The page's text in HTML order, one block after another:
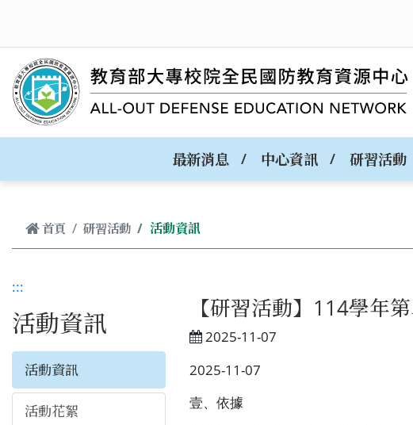
最新消息 中心資訊 研習活動
首頁 研習活動 活動資訊
:::
活動資訊
活動資訊
活動花絮
【研習活動】114學年
2025-11-07
2025-11-07
壹、依據